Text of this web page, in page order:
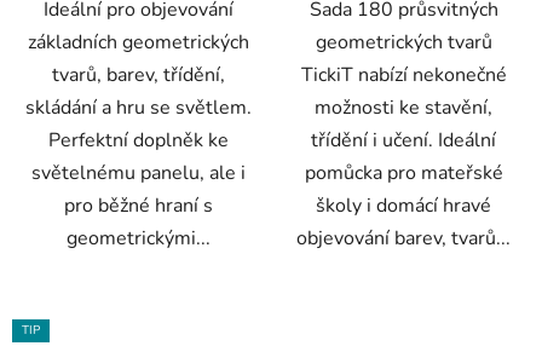
Ideální pro objevování
základních geometrických
tvarů, barev, třídění,
skládání a hru se světlem.
Perfektní doplněk ke
světelnému panelu, ale i
pro běžné hraní s
geometrickými...
Sada 180 průsvitných
geometrických tvarů
TickiT nabízí nekonečné
možnosti ke stavění,
třídění i učení. Ideální
pomůcka pro mateřské
školy i domácí hravé
objevování barev, tvarů...
TIP